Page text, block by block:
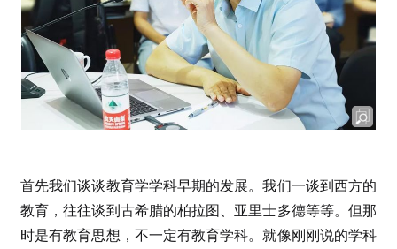
首先我们谈谈教育学学科早期的发展。我们一谈到西方的
教育，往往谈到古希腊的柏拉图、亚里士多德等等。但那
时是有教育思想，不一定有教育学科。就像刚刚说的学科